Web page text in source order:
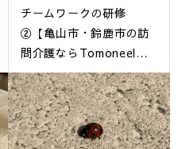
チームワークの研修
②【亀山市・鈴鹿市の訪
問介護ならTomoneel
へ】